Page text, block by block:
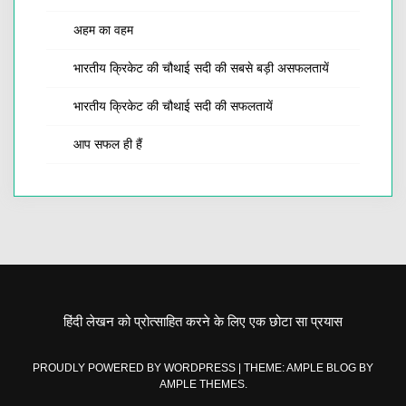
अहम का वहम
भारतीय क्रिकेट की चौथाई सदी की सबसे बड़ी असफलतायें
भारतीय क्रिकेट की चौथाई सदी की सफलतायें
आप सफल ही हैं
हिंदी लेखन को प्रोत्साहित करने के लिए एक छोटा सा प्रयास
PROUDLY POWERED BY WORDPRESS
THEME: AMPLE BLOG BY
AMPLE THEMES.